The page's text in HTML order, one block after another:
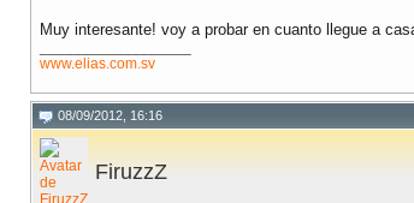
Muy interesante! voy a probar en cuanto llegue a
www.elias.com.sv
08/09/2012, 16:16
FiruzzZ